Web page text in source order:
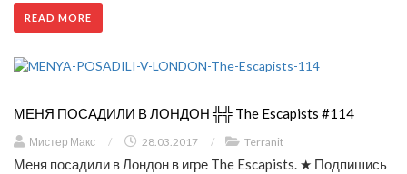
READ MORE
МЕНЯ ПОСАДИЛИ В ЛОНДОН ╬╬ The Escapists #114
Мистер Макс / 28.03.2017 / Terranit
Меня посадили в Лондон в игре The Escapists. ★ Подпишись